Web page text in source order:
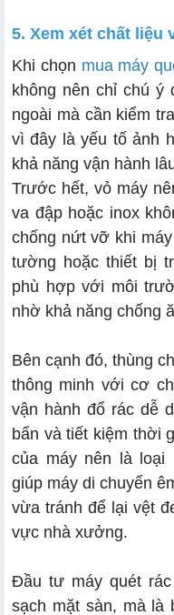
5. Xem xét chất liệu
Khi chọn mua máy
không nên chỉ chú ý
ngoài mà cần kiểm
vì đây là yếu tố ảnh
khả năng vận hành
Trước hết, vỏ máy
va đập hoặc inox
chống nứt vỡ khi
tường hoặc thiết bị
phù hợp với môi
nhờ khả năng chống
Bên cạnh đó, thùng
thông minh với cơ
vận hành đổ rác dễ
bẩn và tiết kiệm thời
của máy nên là loại
giúp máy di chuyển
vừa tránh để lại vệt
vực nhà xưởng.
Đầu tư máy quét
sạch mặt sàn, mà là